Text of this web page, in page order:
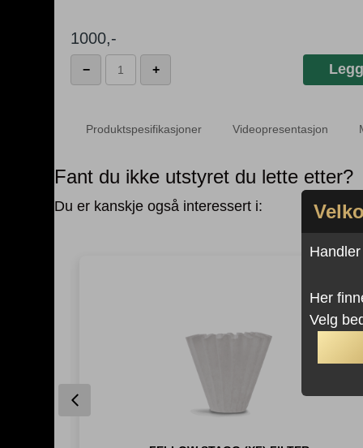
1000,-
dobbelvegget
− +
Produktspesifikasjoner Videopresentasjon
Fant du ikke utstyret du lette etter?
Du er kanskje også interessert i:
Previous
Her
Velg